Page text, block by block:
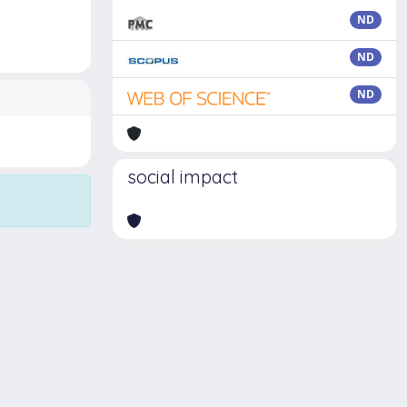
ND
ND
ND
social impact